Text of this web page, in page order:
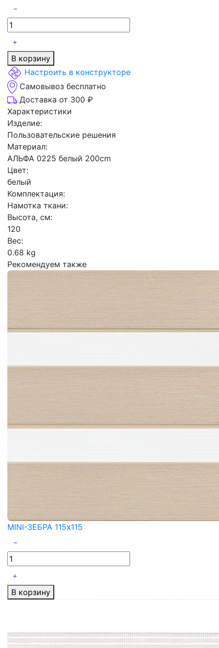
В корзину
Настроить в конструкторе
Самовывоз бесплатно
Доставка от 300 ₽
Характеристики
Изделие:
Пользовательские решения
Материал:
АЛЬФА 0225 белый 200cm
Цвет:
белый
Комплектация:
Намотка ткани:
Высота, см:
120
Вес:
0.68 kg
Рекомендуем также
MINI-ЗЕБРА 115x115
В корзину